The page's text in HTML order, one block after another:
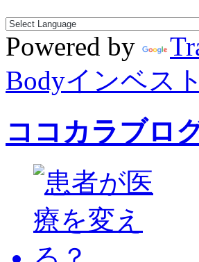
Powered by
Bodyインベス
ココカラブロ